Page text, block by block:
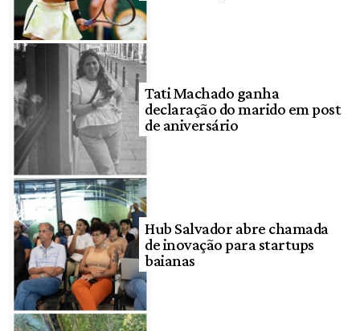
Tati Machado ganha
declaração do marido em post
de aniversário
Hub Salvador abre chamada
de inovação para startups
baianas